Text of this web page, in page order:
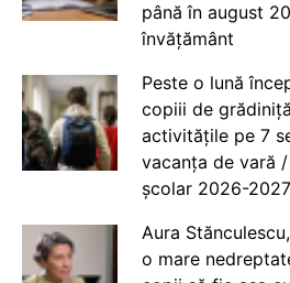
până în august
învățământ
Peste o lună
copiii de
activitățile pe 7
vacanța de vară
școlar 2026-
Aura
o mare